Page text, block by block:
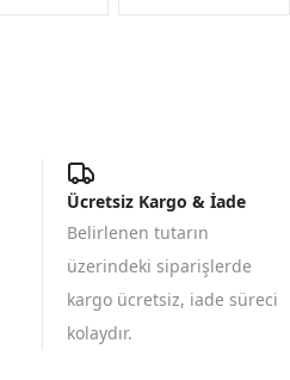
Ücretsiz Kargo & İade
Belirlenen tutarın
üzerindeki siparişlerde
kargo ücretsiz, iade süreci
kolaydır.